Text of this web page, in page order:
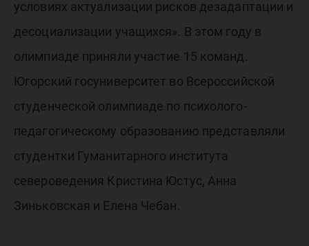
условиях актуализации рисков дезадаптации и
десоциализации учащихся». В этом году в
олимпиаде приняли участие 15 команд.
Югорский госуниверситет во Всероссийской
студенческой олимпиаде по психолого-
педагогическому образованию представляли
студентки Гуманитарного института
североведения Кристина Юстус, Анна
Зиньковская и Елена Чебан.